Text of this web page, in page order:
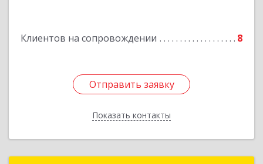
Клиентов на сопровождении 8
Отправить заявку
Показать контакты
Отправить заявку
Назад